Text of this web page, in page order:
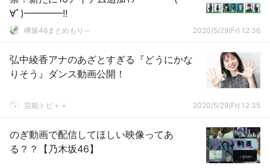
∀ﾟ)━━━━!!
欅坂46まとめもり～ 2020/5/29(Fr) 12:36
弘中綾香アナのあざとすぎる『どうにかな
りそう』ダンス動画公開！
芸能トピ＋＋ 2020/5/29(Fr) 12:35
のぎ動画で配信してほしい映像ってあ
る？？【乃木坂46】